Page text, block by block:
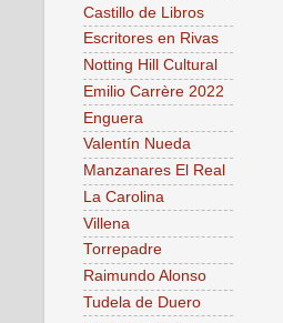
Castillo de Libros
Escritores en Rivas
Notting Hill Cultural
Emilio Carrère 2022
Enguera
Valentín Nueda
Manzanares El Real
La Carolina
Villena
Torrepadre
Raimundo Alonso
Tudela de Duero